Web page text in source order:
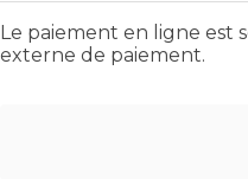
Le paiement en ligne est
externe de paiement.